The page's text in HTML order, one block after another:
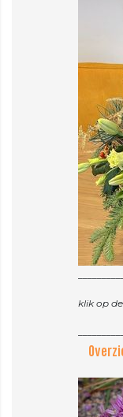
klik op